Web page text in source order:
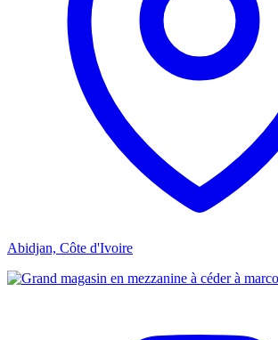
Abidjan, Côte d'Ivoire